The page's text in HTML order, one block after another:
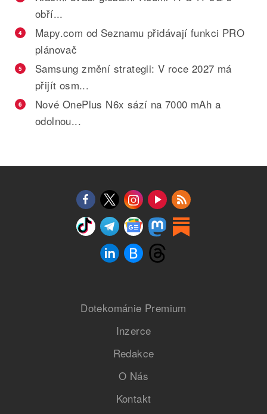
obří...
4
Mapy.com od Seznamu přidávají funkci PRO
plánovač
5
Samsung změní strategii: V roce 2027 má
přijít osm...
6
Nové OnePlus N6x sází na 7000 mAh a
odolnou...
Dotekománie Premium
Inzerce
Redakce
O Nás
Kontakt